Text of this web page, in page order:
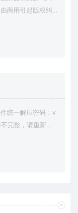
商用引起版权纠
统一解压密码：v
完整，请重新下